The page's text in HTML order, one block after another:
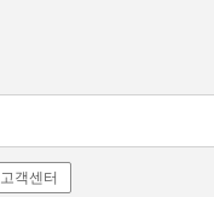
고객센터